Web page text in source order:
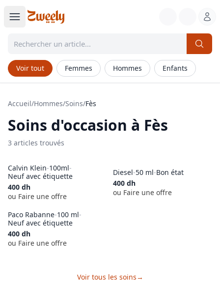
Voir tout Femmes Hommes Enfants
Accueil/Hommes/Soins/Fès
Soins d'occasion à Fès
3 articles trouvés
Calvin Klein-100ml-
Neuf avec étiquette
400 dh
ou Faire une offre
Diesel-50 ml-Bon état
400 dh
ou Faire une offre
Paco Rabanne-100 ml-
Neuf avec étiquette
400 dh
ou Faire une offre
Voir tous les soins→